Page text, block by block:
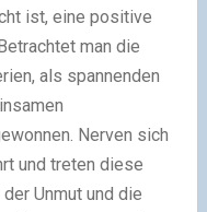
ist, eine positive
man die
als spannenden
Nerven sich
und treten diese
Unmut und die